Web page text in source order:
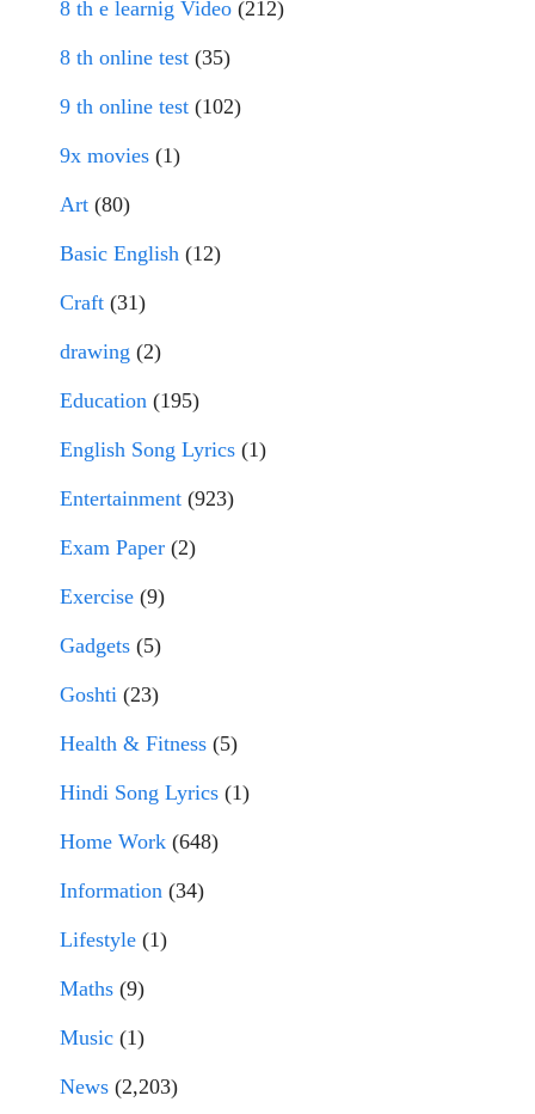
8 th e learnig Video (212)
8 th online test (35)
9 th online test (102)
9x movies (1)
Art (80)
Basic English (12)
Craft (31)
drawing (2)
Education (195)
English Song Lyrics (1)
Entertainment (923)
Exam Paper (2)
Exercise (9)
Gadgets (5)
Goshti (23)
Health & Fitness (5)
Hindi Song Lyrics (1)
Home Work (648)
Information (34)
Lifestyle (1)
Maths (9)
Music (1)
News (2,203)